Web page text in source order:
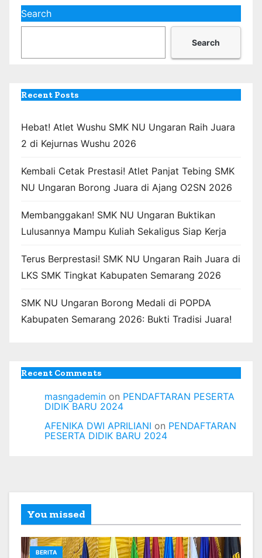
Search
Search
Recent Posts
Hebat! Atlet Wushu SMK NU Ungaran Raih Juara
2 di Kejurnas Wushu 2026
Kembali Cetak Prestasi! Atlet Panjat Tebing SMK
NU Ungaran Borong Juara di Ajang O2SN 2026
Membanggakan! SMK NU Ungaran Buktikan
Lulusannya Mampu Kuliah Sekaligus Siap Kerja
Terus Berprestasi! SMK NU Ungaran Raih Juara di
LKS SMK Tingkat Kabupaten Semarang 2026
SMK NU Ungaran Borong Medali di POPDA
Kabupaten Semarang 2026: Bukti Tradisi Juara!
Recent Comments
masngademin on PENDAFTARAN PESERTA
DIDIK BARU 2024
AFENIKA DWI APRILIANI on PENDAFTARAN
PESERTA DIDIK BARU 2024
You missed
BERITA